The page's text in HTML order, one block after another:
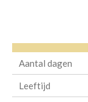
Aantal dagen
Leeftijd